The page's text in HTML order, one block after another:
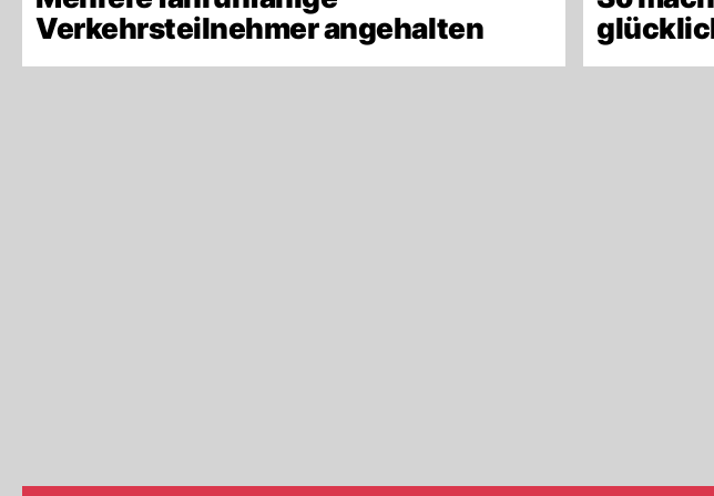
Verkehrsteilnehmer angehalten